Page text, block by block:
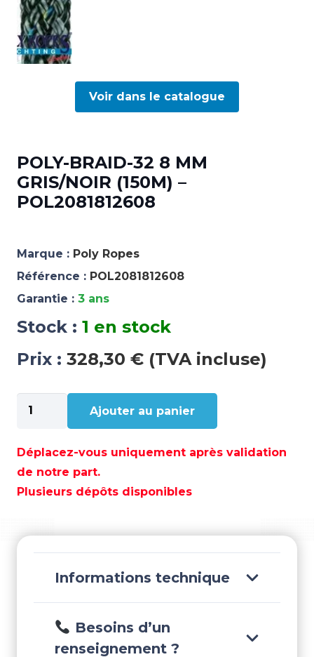
Voir dans le catalogue
POLY-BRAID-32 8 MM
GRIS/NOIR (150M) –
POL2081812608
Marque : Poly Ropes
Référence : POL2081812608
Garantie : 3 ans
Stock : 1 en stock
Prix : 328,30 € (TVA incluse)
quantité
de
BRAID-
32
8
(150M)
Ajouter au panier
Déplacez-vous uniquement après validation
de notre part.
Plusieurs dépôts disponibles
Informations technique
Besoins d’un
renseignement ?